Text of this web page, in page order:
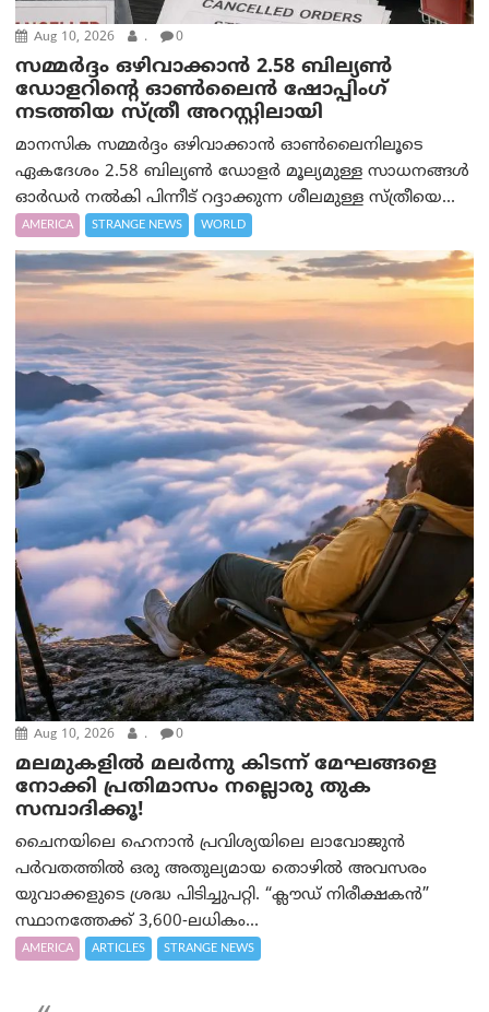
Aug 10, 2026 . 0
സമ്മര്‍ദ്ദം ഒഴിവാക്കാന്‍ 2.58 ബില്യൺ
ഡോളറിന്റെ ഓണ്‍ലൈന്‍ ഷോപ്പിംഗ്
നടത്തിയ സ്ത്രീ അറസ്റ്റിലായി
മാനസിക സമ്മര്‍ദ്ദം ഒഴിവാക്കാന്‍ ഓണ്‍ലൈനിലൂടെ
ഏകദേശം 2.58 ബില്യൺ ഡോളർ മൂല്യമുള്ള സാധനങ്ങള്‍
ഓര്‍ഡര്‍ നല്‍കി പിന്നീട് റദ്ദാക്കുന്ന ശീലമുള്ള സ്ത്രീയെ...
AMERICA STRANGE NEWS WORLD
Aug 10, 2026 . 0
മലമുകളില്‍ മലര്‍ന്നു കിടന്ന് മേഘങ്ങളെ
നോക്കി പ്രതിമാസം നല്ലൊരു തുക
സമ്പാദിക്കൂ!
ചൈനയിലെ ഹെനാൻ പ്രവിശ്യയിലെ ലാവോജുൻ
പർവതത്തിൽ ഒരു അതുല്യമായ തൊഴിൽ അവസരം
യുവാക്കളുടെ ശ്രദ്ധ പിടിച്ചുപറ്റി. “ക്ലൗഡ് നിരീക്ഷകൻ”
സ്ഥാനത്തേക്ക് 3,600-ലധികം...
AMERICA ARTICLES STRANGE NEWS